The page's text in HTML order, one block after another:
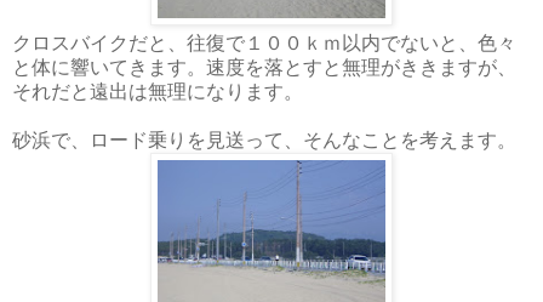
クロスバイクだと、往復で１００ｋｍ以内でないと、色々
と体に響いてきます。速度を落とすと無理がききますが、
それだと遠出は無理になります。
砂浜で、ロード乗りを見送って、そんなことを考えます。